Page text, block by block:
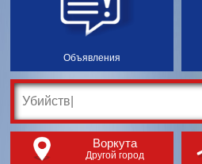
Объявления
Воркута
Другой город